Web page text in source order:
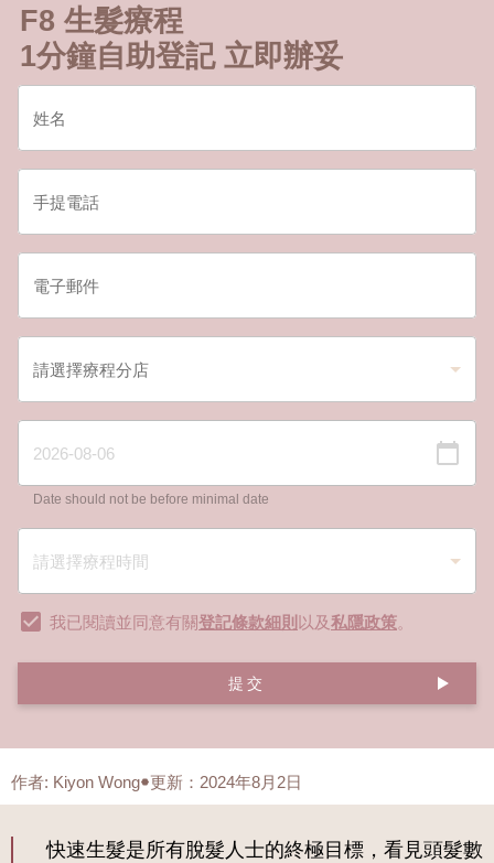
F8 生髮療程
1分鐘自助登記 立即辦妥
Date should not be before minimal date
我已閱讀並同意有關登記條款細則 以及私隱政策。
提交
作者: Kiyon Wong 更新：2024年8月2日
快速生髮是所有脫髮人士的終極目標，看見頭髮數